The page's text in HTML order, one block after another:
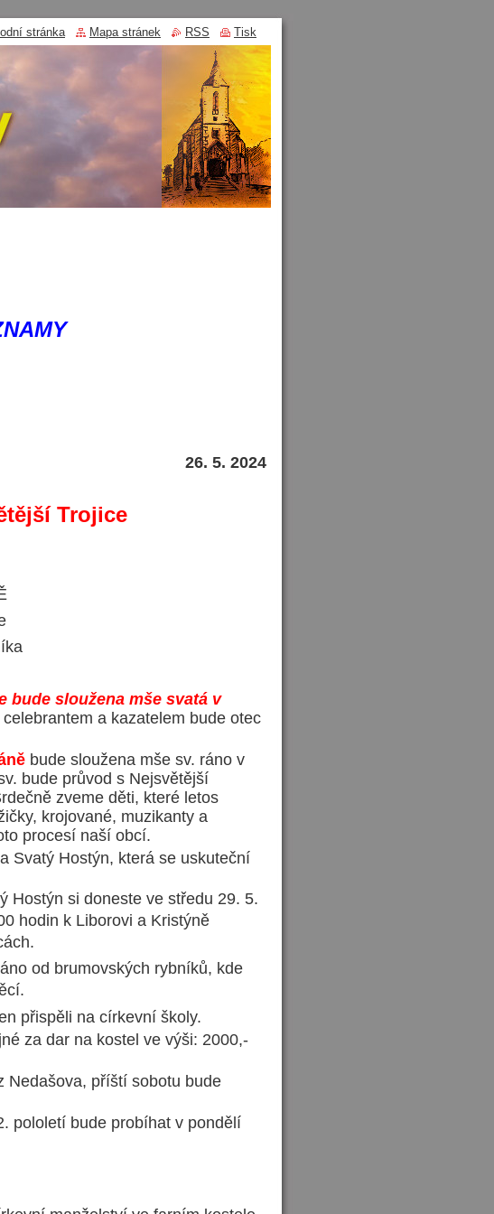
26. 5. 2024
Trojice
bude sloužena mše svatá v
a kazatelem bude otec
bude sloužena mše sv. ráno v
bude průvod s Nejsvětější
zveme děti, které letos
krojované, muzikanty a
procesí naší obcí.
Svatý Hostýn, která se uskuteční
Hostýn si doneste ve středu 29. 5.
hodin k Liborovi a Kristýně
od brumovských rybníků, kde
přispěli na církevní školy.
za dar na kostel ve výši: 2000,-
Nedašova, příští sobotu bude
pololetí bude probíhat v pondělí
stránka Mapa stránek RSS Tisk